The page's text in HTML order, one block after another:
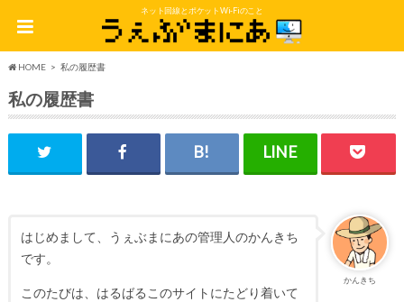
ネット回線とポケットWi-Fiのこと
HOME 私の履歴書
私の履歴書
かんきち
はじめまして、うぇぶまにあの管理人のかんきち
です。
このたびは、はるばるこのサイトにたどり着いて